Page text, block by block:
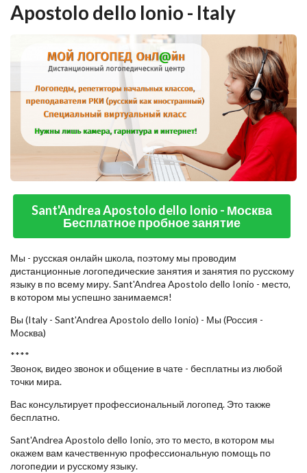
Apostolo dello Ionio - Italy
Sant'Andrea Apostolo dello Ionio - Москва
Бесплатное пробное занятие
Мы - русская онлайн школа, поэтому мы проводим
дистанционные логопедические занятия и занятия по русскому
языку в по всему миру. Sant'Andrea Apostolo dello Ionio - место,
в котором мы успешно занимаемся!
Вы (Italy - Sant'Andrea Apostolo dello Ionio) - Мы (Россия -
Москва)
****
Звонок, видео звонок и общение в чате - бесплатны из любой
точки мира.
Вас консультирует профессиональный логопед. Это также
бесплатно.
Sant'Andrea Apostolo dello Ionio, это то место, в котором мы
окажем вам качественную профессиональную помощь по
логопедии и русскому языку.